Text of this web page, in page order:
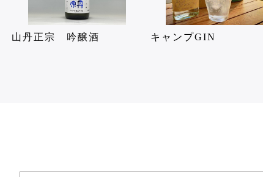
山丹正宗 吟醸酒 キャンプGIN